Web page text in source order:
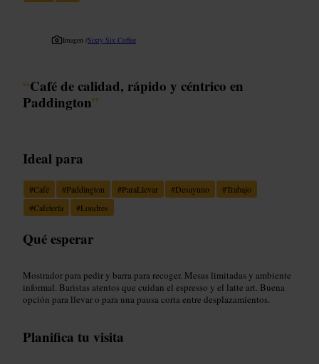
Imagen /Sixty Six Coffee
“Café de calidad, rápido y céntrico en
Paddington”
Ideal para
#Café #Paddington #ParaLlevar #Desayuno #Trabajo
#Cafetería #Londres
Qué esperar
Mostrador para pedir y barra para recoger. Mesas limitadas y ambiente
informal. Baristas atentos que cuidan el espresso y el latte art. Buena
opción para llevar o para una pausa corta entre desplazamientos.
Planifica tu visita